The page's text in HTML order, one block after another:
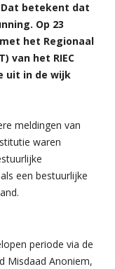
betekent dat
Op 23
het Regionaal
van het RIEC
uit in de wijk
meldingen van
waren
een bestuurlijke
periode via de
Misdaad Anoniem,